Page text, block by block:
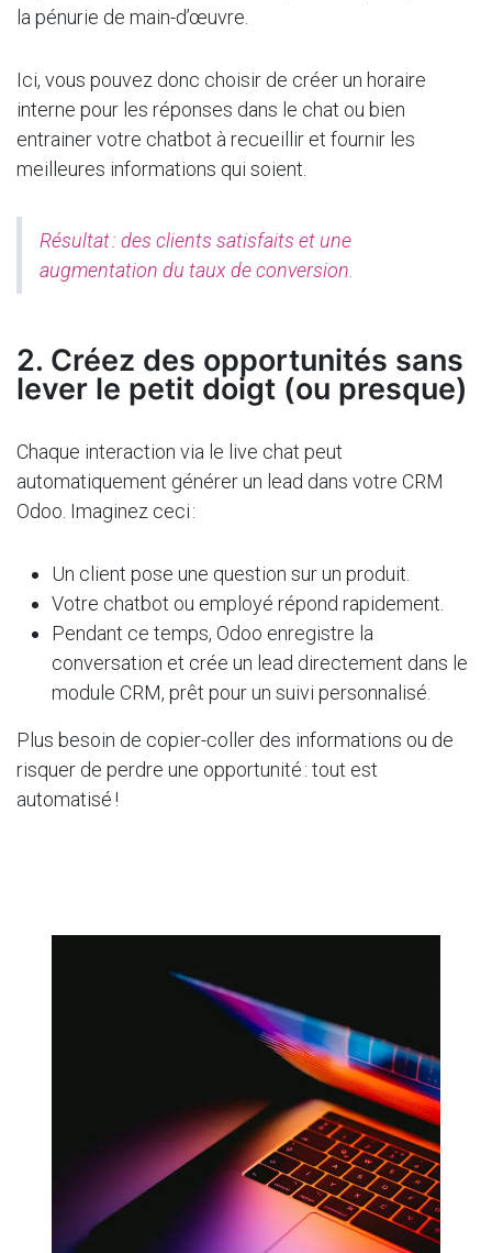
la pénurie de main-d’œuvre.
Ici, vous pouvez donc choisir de créer un horaire
interne pour les réponses dans le chat ou bien
entrainer votre chatbot à recueillir et fournir les
meilleures informations qui soient.
Résultat : des clients satisfaits et une
augmentation du taux de conversion.
2. Créez des opportunités sans
lever le petit doigt (ou presque)
Chaque interaction via le live chat peut
automatiquement générer un lead dans votre CRM
Odoo. Imaginez ceci :
Un client pose une question sur un produit.
Votre chatbot ou employé répond rapidement.
Pendant ce temps, Odoo enregistre la
conversation et crée un lead directement dans le
module CRM, prêt pour un suivi personnalisé.
Plus besoin de copier-coller des informations ou de
risquer de perdre une opportunité : tout est
automatisé !